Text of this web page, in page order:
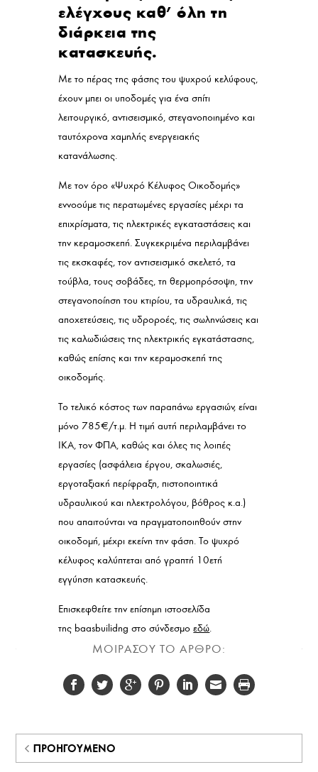
ελέγχους καθ’ όλη τη
διάρκεια της
κατασκευής.
Με το πέρας της φάσης του ψυχρού κελύφους,
έχουν μπει οι υποδομές για ένα σπίτι
λειτουργικό, αντισεισμικό, στεγανοποιημένο και
ταυτόχρονα χαμηλής ενεργειακής
κατανάλωσης.
Με τον όρο «Ψυχρό Κέλυφος Οικοδομής»
εννοούμε τις περατωμένες εργασίες μέχρι τα
επιχρίσματα, τις ηλεκτρικές εγκαταστάσεις και
την κεραμοσκεπή. Συγκεκριμένα περιλαμβάνει
τις εκσκαφές, τον αντισεισμικό σκελετό, τα
τούβλα, τους σοβάδες, τη θερμοπρόσοψη, την
στεγανοποίηση του κτιρίου, τα υδραυλικά, τις
αποχετεύσεις, τις υδροροές, τις σωληνώσεις και
τις καλωδιώσεις της ηλεκτρικής εγκατάστασης,
καθώς επίσης και την κεραμοσκεπή της
οικοδομής.
Το τελικό κόστος των παραπάνω εργασιών, είναι
μόνο 785€/τ.μ. Η τιμή αυτή περιλαμβάνει το
ΙΚΑ, τον ΦΠΑ, καθώς και όλες τις λοιπές
εργασίες (ασφάλεια έργου, σκαλωσιές,
εργοταξιακή περίφραξη, πιστοποιητικά
υδραυλικού και ηλεκτρολόγου, βόθρος κ.α.)
που απαιτούνται να πραγματοποιηθούν στην
οικοδομή, μέχρι εκείνη την φάση. Το ψυχρό
κέλυφος καλύπτεται από γραπτή 10ετή
εγγύηση κατασκευής.
Επισκεφθείτε την επίσημη ιστοσελίδα
της baasbuilidng στο σύνδεσμοεδώ.
ΜΟΙΡΑΣΟΥ ΤΟ ΑΡΘΡΟ:
ΠΡΟΗΓΟΎΜΕΝΟ